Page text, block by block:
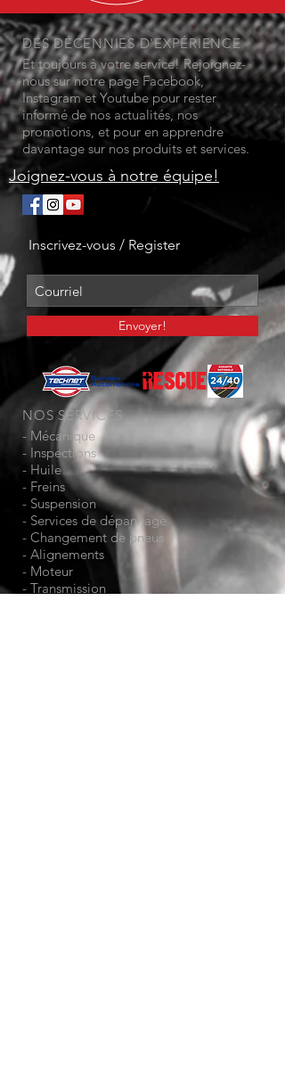
DES DÉCENNIES D'EXPÉRIENCE
Et toujours à votre service! Rejoignez-
nous sur notre page Facebook,
Instagram et Youtube pour rester
informé de nos actualités, nos
promotions, et pour en apprendre
davantage sur nos produits et services.
Joignez-vous à notre équipe!
Inscrivez-vous / Register
Envoyer!
NOS SERVICES
- Mécanique
- Inspections
- Huile
- Freins
- Suspension
- Services de dépannage
- Changement de pneus
- Alignements
- Moteur
- Transmission